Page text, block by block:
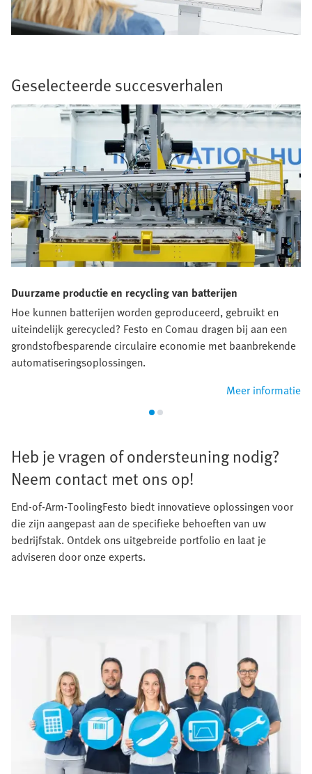
Geselecteerde succesverhalen​
Duurzame productie en recycling van batterijen
Hoe kunnen batterijen worden geproduceerd, gebruikt en
uiteindelijk gerecycled? Festo en Comau dragen bij aan een
grondstofbesparende circulaire economie met baanbrekende
automatiseringsoplossingen.​
Meer informatie
​Heb je vragen of ondersteuning nodig?
Neem contact met ons op!​
End-of-Arm-ToolingFesto biedt innovatieve oplossingen voor
die zijn aangepast aan de specifieke behoeften van uw
bedrijfstak. Ontdek ons uitgebreide portfolio en laat je
adviseren door onze experts.​